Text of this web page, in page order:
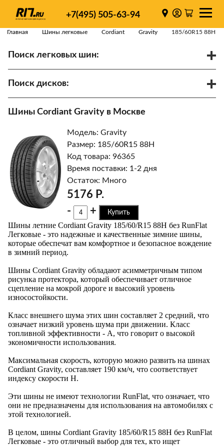
+7(495) 505-63-94
Главная Шины легковые Cordiant Gravity 185/60R15 88H
Поиск легковых шин:
Поиск дисков:
Найти
Шины Cordiant Gravity в Москве
Модель: Gravity
Размер: 185/60R15 88H
Код товара: 96365
Время поставки: 1-2 дня
Остаток: Много
5176 Р.
-
+ Купить
Шины летние Cordiant Gravity 185/60/R15 88H без RunFlat
Легковые - это надежные и качественные зимние шины,
которые обеспечат вам комфортное и безопасное вождение
в зимний период.
Шины Cordiant Gravity обладают асимметричным типом
рисунка протектора, который обеспечивает отличное
сцепление на мокрой дороге и высокий уровень
износостойкости.
Класс внешнего шума этих шин составляет 2 средний, что
означает низкий уровень шума при движении. Класс
топливной эффективности - A, что говорит о высокой
экономичности использования.
Максимальная скорость, которую можно развить на шинах
Cordiant Gravity, составляет 190 км/ч, что соответствует
индексу скорости H.
Эти шины не имеют технологии RunFlat, что означает, что
они не предназначены для использования на автомобилях с
этой технологией.
В целом, шины Cordiant Gravity 185/60/R15 88H без RunFlat
Легковые - это отличный выбор для тех, кто ищет